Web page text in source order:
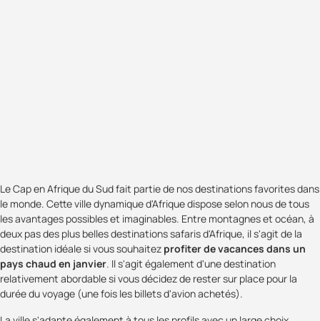
Le Cap en Afrique du Sud fait partie de nos destinations favorites dans
le monde. Cette ville dynamique d'Afrique dispose selon nous de tous
les avantages possibles et imaginables. Entre montagnes et océan, à
deux pas des plus belles destinations safaris d'Afrique, il s'agit de la
destination idéale si vous souhaitez profiter de vacances dans un
pays chaud en janvier. Il s'agit également d'une destination
relativement abordable si vous décidez de rester sur place pour la
durée du voyage (une fois les billets d'avion achetés).